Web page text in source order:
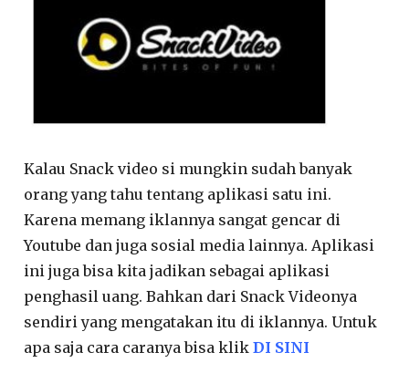
Kalau Snack video si mungkin sudah banyak
orang yang tahu tentang aplikasi satu ini.
Karena memang iklannya sangat gencar di
Youtube dan juga sosial media lainnya. Aplikasi
ini juga bisa kita jadikan sebagai aplikasi
penghasil uang. Bahkan dari Snack Videonya
sendiri yang mengatakan itu di iklannya. Untuk
apa saja cara caranya bisa klik DI SINI